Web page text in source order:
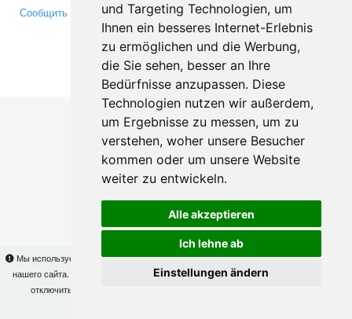
und Targeting Technologien, um
Ihnen ein besseres Internet-Erlebnis
zu ermöglichen und die Werbung,
die Sie sehen, besser an Ihre
Bedürfnisse anzupassen. Diese
Technologien nutzen wir außerdem,
um Ergebnisse zu messen, um zu
verstehen, woher unsere Besucher
kommen oder um unsere Website
weiter zu entwickeln.
Alle akzeptieren
Ich lehne ab
Einstellungen ändern
Мы используем cookies для того, чтобы Вы могли использовать весь функционал
нашего сайта. На
Вы сможете узнать подробности и, при желании,
отключить использование cookies. Продолжая пользоваться сайтом, Вы
Сообщить об ошибке
YouTube
Google+
Makis© Copyright 2026